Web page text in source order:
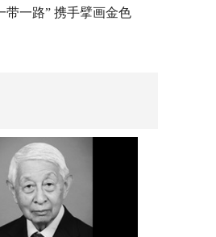
带一路” 携手擘画金色